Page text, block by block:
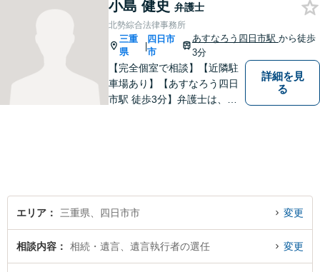
題／離婚問題／相続問題／企
業法務など、幅広く対応可
能。【明確な料金体系】どう
ぞご連絡ください。
小島 健史 弁護士
北勢綜合法律事務所
三重
県
|
四日市
市
あすなろう四日市駅 から徒歩
3分
【完全個室で相談】【近隣駐
車場あり】【あすなろう四日
市駅 徒歩3分】弁護士は、依
詳細を見
る
エリア 三重県、四日市市 変更
相談内容 相続・遺言、遺言執行者の選任 変更